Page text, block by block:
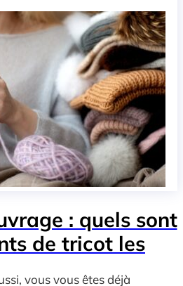
: quels sont
de tricot les
vous vous êtes déjà